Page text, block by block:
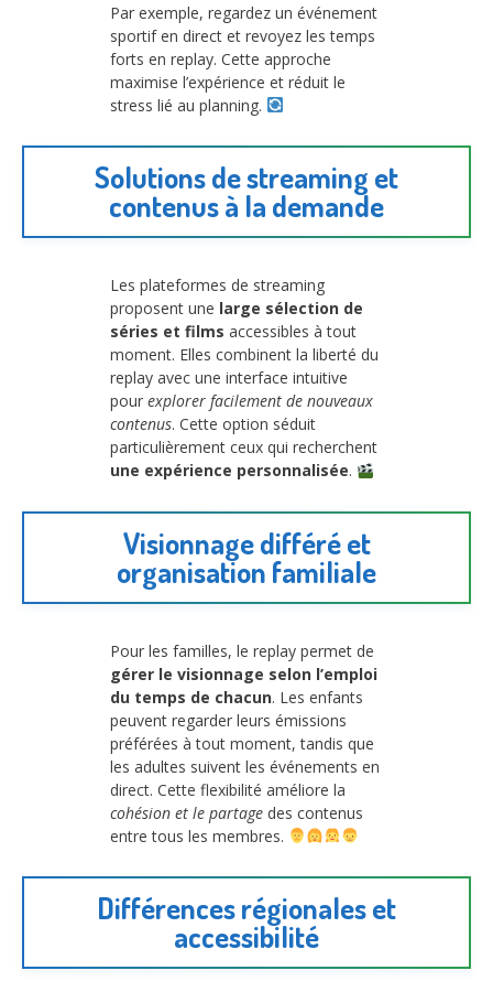
Par exemple, regardez un événement
sportif en direct et revoyez les temps
forts en replay. Cette approche
maximise l’expérience et réduit le
stress lié au planning.
Solutions de streaming et
contenus à la demande
Les plateformes de streaming
proposent une large sélection de
séries et films accessibles à tout
moment. Elles combinent la liberté du
replay avec une interface intuitive
pour explorer facilement de nouveaux
contenus. Cette option séduit
particulièrement ceux qui recherchent
une expérience personnalisée.
Visionnage différé et
organisation familiale
Pour les familles, le replay permet de
gérer le visionnage selon l’emploi
du temps de chacun. Les enfants
peuvent regarder leurs émissions
préférées à tout moment, tandis que
les adultes suivent les événements en
direct. Cette flexibilité améliore la
cohésion et le partage des contenus
entre tous les membres.
Différences régionales et
accessibilité